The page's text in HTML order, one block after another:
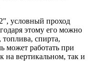
условный проход
этому его можно
топлива, спирта,
может работать при
на вертикальном, так и